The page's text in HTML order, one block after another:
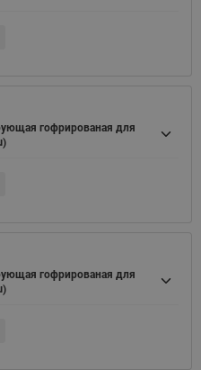
гофрированая для
гофрированая для